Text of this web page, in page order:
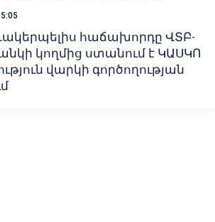
հաճախորդը ՎՏԲ-
կողմից ստանում է ԿԱՍԿՈ
վարկի գործողության